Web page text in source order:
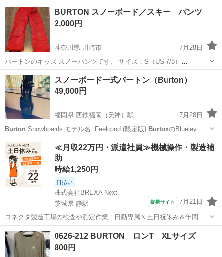
BURTON スノーボード／スキー パンツ
2,000円
神奈川県 川崎市
7月28日
バートンのキッズ スノーパンツです。 サイズ：S（US 7/8）
（EU/JPN 122-135,5） 裾部分がマジックテープでサイズ調整できるよ
うになっています。 わが家では身長125センチ～135センチくらいま
で...
神奈川 川崎市 スノーボード BURTON
スノーボード一式バートン（Burton）
49,000円
福岡県 西鉄福岡（天神）駅
7月28日
Burton Snowboards モデル名: Feelgood (限定版) BurtonのBlueleyス
ノーボード、200cm、バインディング付きで、パフォーマンスを最大
限に引き出します。 - ブランド: Burto...
福岡 福岡市 西鉄福岡（天神）駅 スノーボード Burton
≪月収22万円・派遣社員≫機械操作・製造補
助
時給1,250円
日払い
株式会社BREXA Next
茨城県 静駅
提携サイト 7月21日
コネクタ製造工場の検査や測定作業！日勤専属＆土日祝休み＆年間休
日128日★クリーンルーム内作業★マイカー通勤OK＆無料駐車場あり
★就業先食堂利用可！日払い制度あり！《茨城県常陸大宮市》 人気の
工場のお仕事 ◇コネクタ製造工...
茨城 常陸大宮市
0626-212 BURTON ロンT XLサイズ
800円